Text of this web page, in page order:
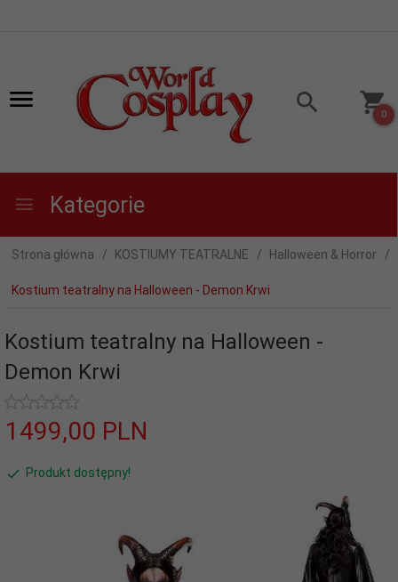
0
Kategorie
Strona główna KOSTIUMY TEATRALNE Halloween & Horror
Kostium teatralny na Halloween - Demon Krwi
Kostium teatralny na Halloween -
Demon Krwi
1499,00 PLN
Produkt dostępny!